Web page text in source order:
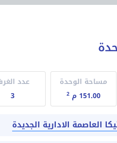
مساحة الوحدة
151.00 م
2
عدد
3
العاصمة الادارية الجديدة